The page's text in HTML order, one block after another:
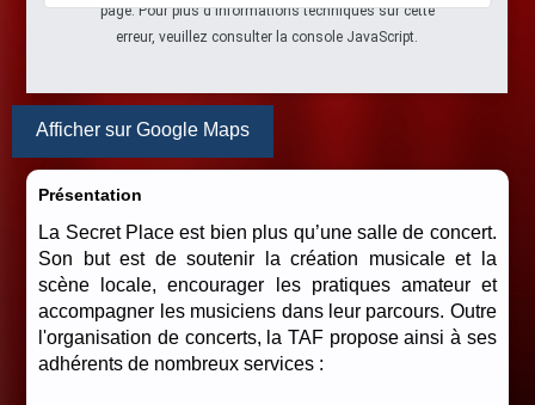
page. Pour plus d'informations techniques sur cette
erreur, veuillez consulter la console JavaScript.
Afficher sur Google Maps
Présentation
La Secret Place est bien plus qu’une salle de concert.
Son but est de soutenir la création musicale et la
scène locale, encourager les pratiques amateur et
accompagner les musiciens dans leur parcours. Outre
l'organisation de concerts, la TAF propose ainsi à ses
adhérents de nombreux services :